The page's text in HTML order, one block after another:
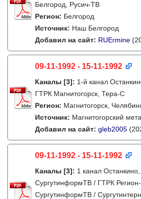
Белгород, Русич-ТВ
Регион: Белгород
Источник: Наш Белгород
Добавил на сайт: RUErmine
09-11-1992 - 15-11-1992
Каналы [3]: 1-й канал
ГТРК Магнитогорск, Тера-С
Регион: Магнитогорск,
Источник: Магнитогорский
Добавил на сайт: gleb2005
09-11-1992 - 15-11-1992
Каналы [3]: 1 канал
СургутинформТВ / ГТРК
СургутинформТВ /